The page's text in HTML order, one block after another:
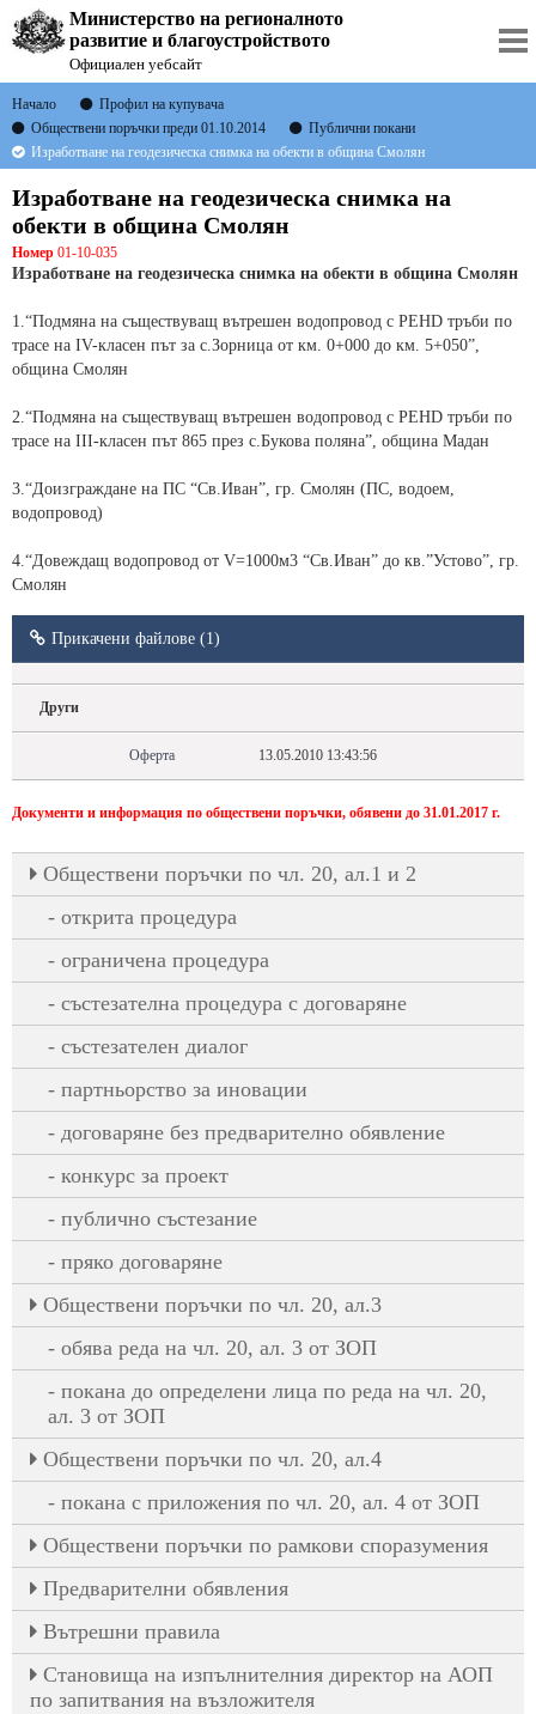
Министерство на регионалното
развитие и благоустройството
Официален уебсайт
Начало
Профил на купувача
Обществени поръчки преди 01.10.2014
Публични покани
Изработване на геодезическа снимка на обекти в община Смолян
Изработване на геодезическа снимка на
обекти в община Смолян
Номер 01-10-035
Изработване на геодезическа снимка на обекти в община Смолян
1.“Подмяна на съществуващ вътрешен водопровод с РЕНD тръби по
трасе на ІV-класен път за с.Зорница от км. 0+000 до км. 5+050”,
община Смолян
2.“Подмяна на съществуващ вътрешен водопровод с РЕНD тръби по
трасе на ІІІ-класен път 865 през с.Букова поляна”, община Мадан
3.“Доизграждане на ПС “Св.Иван”, гр. Смолян (ПС, водоем,
водопровод)
4.“Довеждащ водопровод от V=1000м3 “Св.Иван” до кв.”Устово”, гр.
Смолян
Прикачени файлове (1)
Други
Оферта 13.05.2010 13:43:56
Документи и информация по обществени поръчки, обявени до 31.01.2017 г.
Oбществени поръчки по чл. 20, ал.1 и 2
открита процедура
ограничена процедура
състезателна процедура с договаряне
състезателен диалог
партньорство за иновации
договаряне без предварително обявление
конкурс за проект
публично състезание
пряко договаряне
Oбществени поръчки по чл. 20, ал.3
обява реда на чл. 20, ал. 3 от ЗОП
покана до определени лица по реда на чл. 20,
ал. 3 от ЗОП
Oбществени поръчки по чл. 20, ал.4
покана с приложения по чл. 20, ал. 4 от ЗОП
Обществени поръчки по рамкови споразумения
Предварителни обявления
Вътрешни правила
Становища на изпълнителния директор на АОП
по запитвания на възложителя